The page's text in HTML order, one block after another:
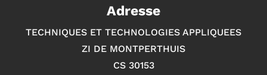
Adresse
TECHNIQUES ET TECHNOLOGIES APPLIQUEES
ZI DE MONTPERTHUIS
CS 30153